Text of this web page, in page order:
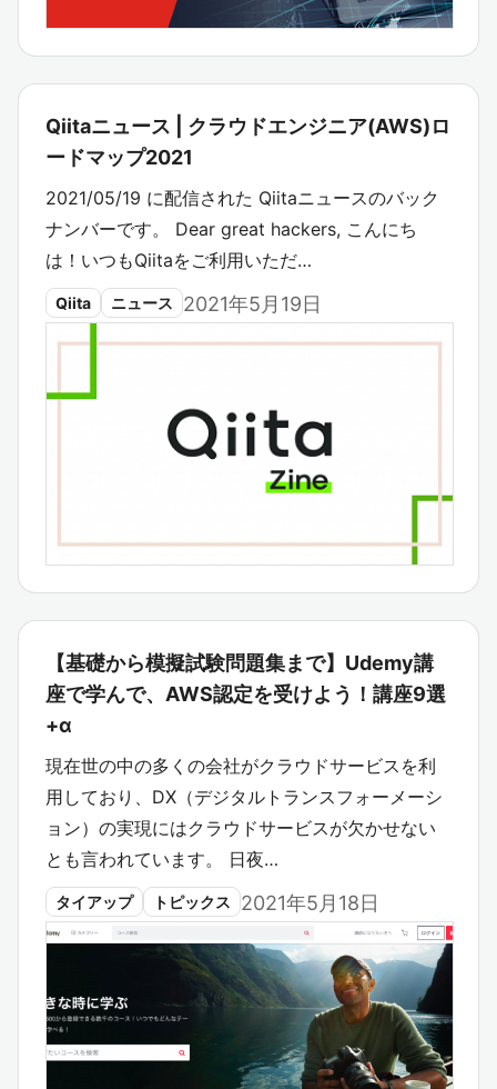
Qiitaニュース | クラウドエンジニア(AWS)ロ
ードマップ2021
2021/05/19 に配信された Qiitaニュースのバック
ナンバーです。 Dear great hackers, こんにち
は！いつもQiitaをご利用いただ…
Qiita ニュース 2021年5月19日
【基礎から模擬試験問題集まで】Udemy講
座で学んで、AWS認定を受けよう！講座9選
+α
現在世の中の多くの会社がクラウドサービスを利
用しており、DX（デジタルトランスフォーメーシ
ョン）の実現にはクラウドサービスが欠かせない
とも言われています。 日夜…
タイアップ トピックス 2021年5月18日